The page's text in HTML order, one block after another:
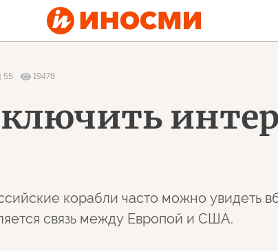
55 19478
корабли часто можно увидеть
связь между Европой и США.